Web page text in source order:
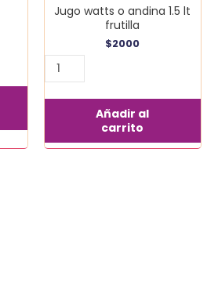
Jugo watts o andina 1.5 lt
frutilla
$2000
Añadir al
carrito